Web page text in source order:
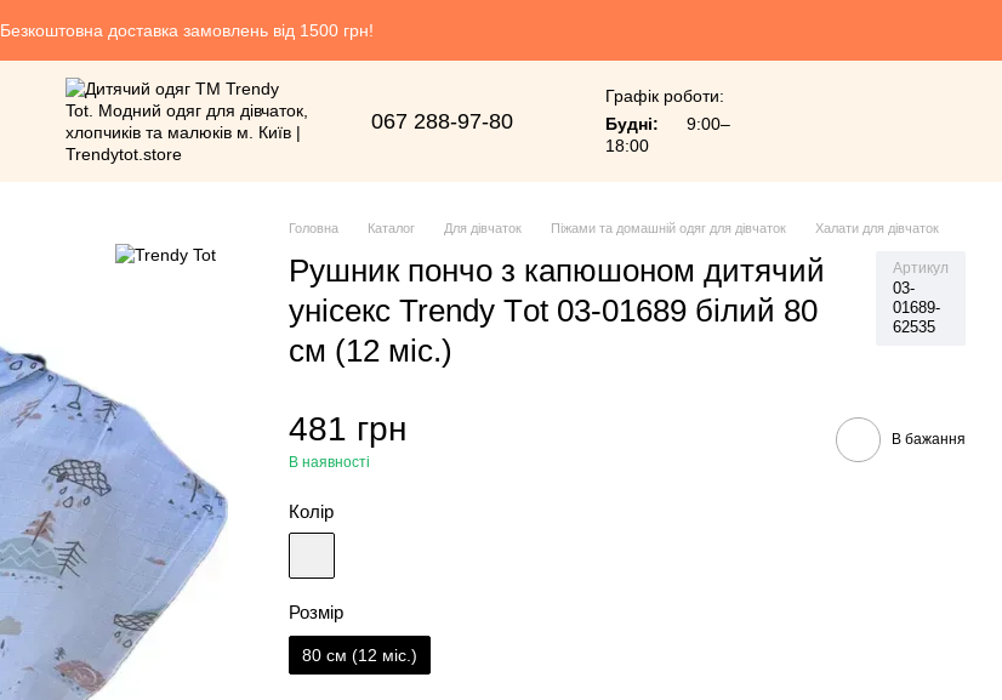
Безкоштовна доставка замовлень від 1500 грн!
067 288-97-80
Графік роботи:
Будні:
9:00–
18:00
Головна Каталог Для дівчаток Піжами та домашній одяг для дівчаток Халати для дівчаток
Рушник пончо з капюшоном дитячий
унісекс Trendy Тot 03-01689 білий 80
см (12 мiс.)
Артикул
03-
01689-
62535
481 грн
В наявності
В бажання
Колір
Розмір
80 см (12 мiс.)